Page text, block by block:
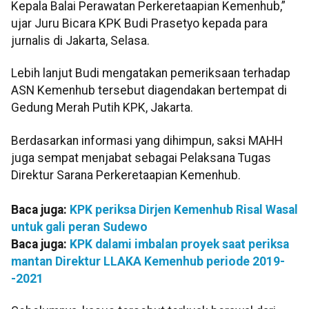
Kepala Balai Perawatan Perkeretaapian Kemenhub,”
ujar Juru Bicara KPK Budi Prasetyo kepada para
jurnalis di Jakarta, Selasa.
Lebih lanjut Budi mengatakan pemeriksaan terhadap
ASN Kemenhub tersebut diagendakan bertempat di
Gedung Merah Putih KPK, Jakarta.
Berdasarkan informasi yang dihimpun, saksi MAHH
juga sempat menjabat sebagai Pelaksana Tugas
Direktur Sarana Perkeretaapian Kemenhub.
Baca juga: KPK periksa Dirjen Kemenhub Risal Wasal
untuk gali peran Sudewo
Baca juga: KPK dalami imbalan proyek saat periksa
mantan Direktur LLAKA Kemenhub periode 2019-
-2021